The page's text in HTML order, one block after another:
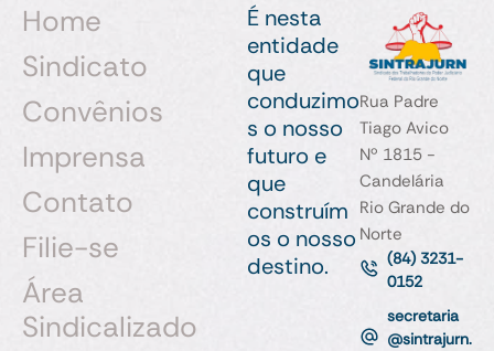
Home
Sindicato
Convênios
Imprensa
Contato
Filie-se
Área
Sindicalizado
É nesta
entidade
que
conduzimo
s o nosso
futuro e
que
construím
os o nosso
destino.
Rua Padre
Tiago Avico
Nº 1815 -
Candelária
Rio Grande do
Norte
(84) 3231-
0152
secretaria
@sintrajurn.